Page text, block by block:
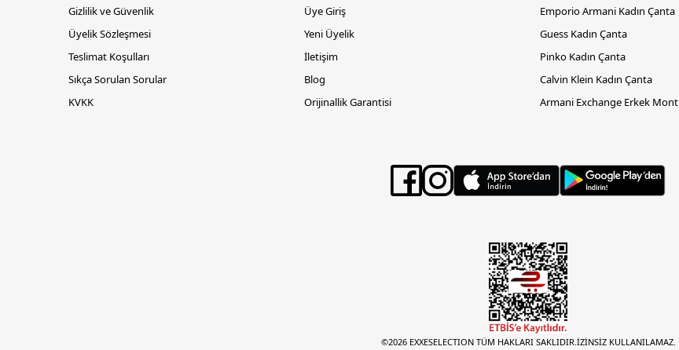
Gizlilik ve Güvenlik
Üyelik Sözleşmesi
Teslimat Koşulları
Sıkça Sorulan Sorular
KVKK
Üye Giriş
Yeni Üyelik
İletişim
Blog
Orijinallik Garantisi
Emporio Armani Kadın Çanta
Guess Kadın Çanta
Pinko Kadın Çanta
Calvin Klein Kadın Çanta
Armani Exchange Erkek Mont
©2026 EXXESELECTION TÜM HAKLARI SAKLIDIR.İZİNSİZ KULLANILAMAZ.